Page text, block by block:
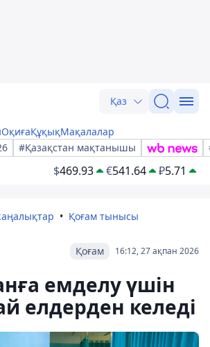
Қаз
ОқиғаҚұқықМақалалар
#Қазақстан мақтанышы
$469.93 €541.64 ₽5.71
Қоғам тынысы
16:12, 27 ақпан 2026
Қоғам
емделу үшін
елдерден келеді